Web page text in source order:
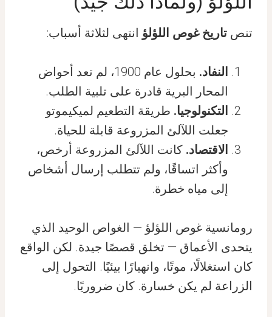
تنص تاريخ غوص اللؤلؤ انتهى لثلاثة أسباب:
النفاد.
بحلول عام 1900، لم تعد أحواض
المحار البرية قادرة على تلبية الطلب.
التكنولوجيا. طريقة التطعيم لميكيموتو
جعلت اللآلئ المزروعة قابلة للحياة.
الاقتصاد. كانت اللآلئ المزروعة أرخص،
وأكثر اتساقًا، ولم تتطلب إرسال أشخاص
إلى مياه خطرة.
رومانسية غوص اللؤلؤ — الغواص الوحيد الذي
يتحدى الأعماق — تخلق قصصًا جيدة. لكن الواقع
كان استغلالًا، موتًا، وانهيارًا بيئيًا. التحول إلى
الزراعة لم يكن خسارة. كان ضروريًا.